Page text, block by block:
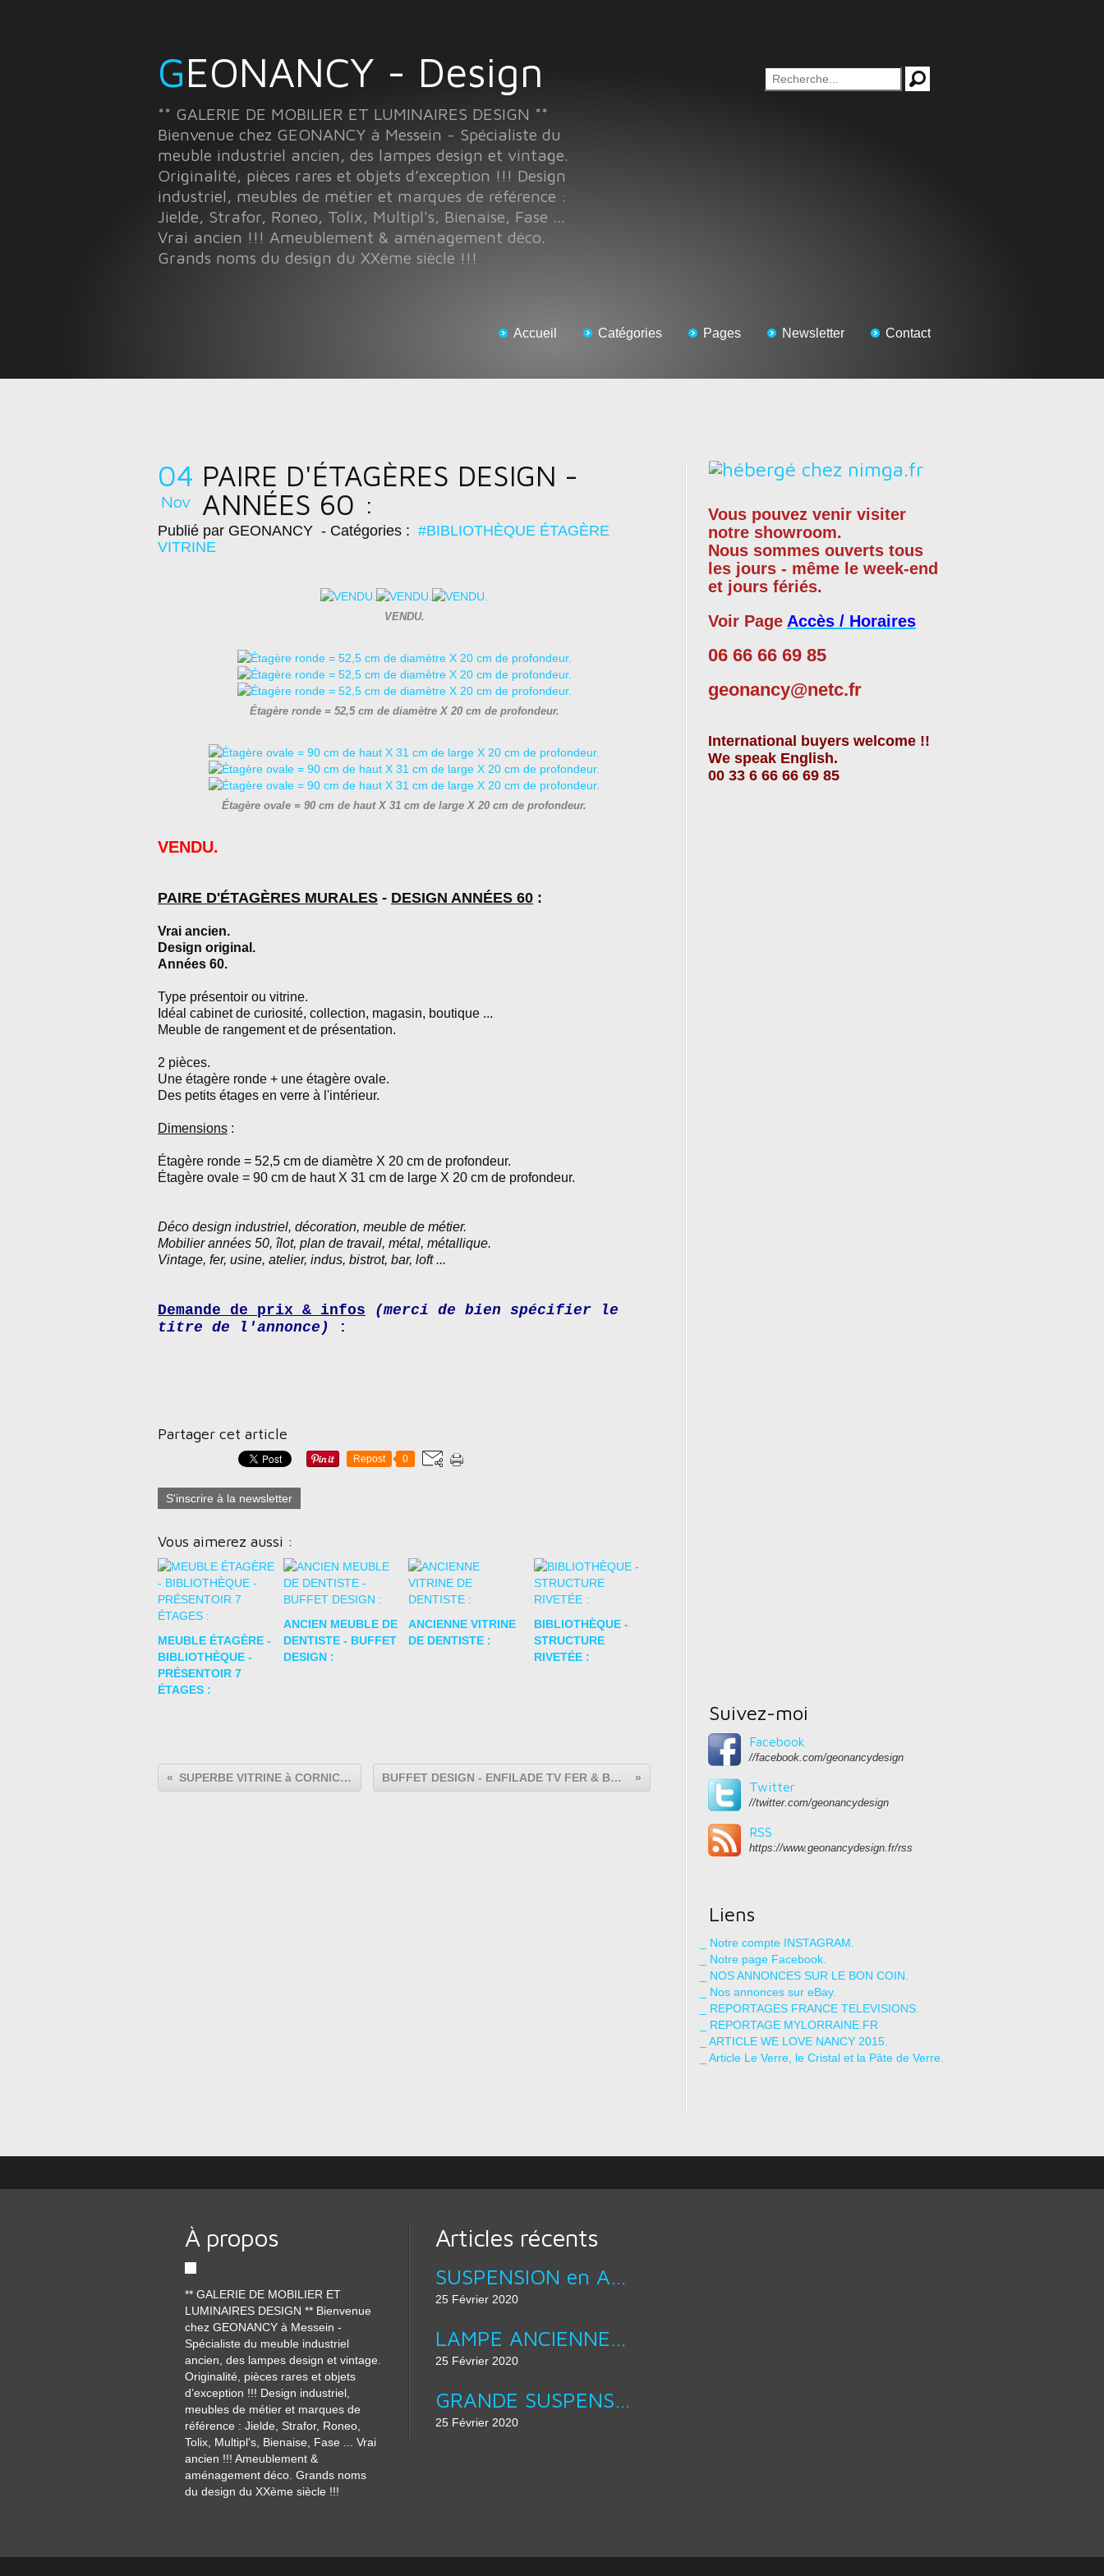
GEONANCY - Design
** GALERIE DE MOBILIER ET LUMINAIRES DESIGN **
Bienvenue chez GEONANCY à Messein - Spécialiste du
meuble industriel ancien, des lampes design et vintage.
Originalité, pièces rares et objets d’exception !!! Design
industriel, meubles de métier et marques de référence :
Jielde, Strafor, Roneo, Tolix, Multipl's, Bienaise, Fase ...
Vrai ancien !!! Ameublement & aménagement déco.
Grands noms du design du XXème siècle !!!
Accueil Catégories Pages Newsletter Contact
04
Nov
PAIRE D'ÉTAGÈRES DESIGN -
ANNÉES 60 :
Publié par GEONANCY - Catégories : #BIBLIOTHÈQUE ÉTAGÈRE
VITRINE
VENDU.
Étagère ronde = 52,5 cm de diamètre X 20 cm de profondeur.
Étagère ovale = 90 cm de haut X 31 cm de large X 20 cm de profondeur.
VENDU.
PAIRE D'ÉTAGÈRES MURALES - DESIGN ANNÉES 60 :
Vrai ancien.
Design original.
Années 60.
Type présentoir ou vitrine.
Idéal cabinet de curiosité, collection, magasin, boutique ...
Meuble de rangement et de présentation.
2 pièces.
Une étagère ronde + une étagère ovale.
Des petits étages en verre à l'intérieur.
Dimensions :
Étagère ronde = 52,5 cm de diamètre X 20 cm de profondeur.
Étagère ovale = 90 cm de haut X 31 cm de large X 20 cm de profondeur.
Déco design industriel, décoration, meuble de métier.
Mobilier années 50, îlot, plan de travail, métal, métallique.
Vintage, fer, usine, atelier, indus, bistrot, bar, loft ...
Demande de prix & infos
(merci de bien spécifier le
titre de l'annonce)
:
Partager cet article
Repost 0
S'inscrire à la newsletter
Vous aimerez aussi :
MEUBLE ÉTAGÈRE -
BIBLIOTHÈQUE -
PRÉSENTOIR 7
ÉTAGES :
ANCIEN MEUBLE DE
DENTISTE - BUFFET
DESIGN :
ANCIENNE VITRINE
DE DENTISTE :
BIBLIOTHÈQUE -
STRUCTURE
RIVETÉE :
SUPERBE VITRINE à CORNICHE - ANNÉES 20' : BUFFET DESIGN - ENFILADE TV FER & BOIS - MEUBLE VINTAGE :
Vous pouvez venir visiter
notre showroom.
Nous sommes ouverts tous
les jours - même le week-end
et jours fériés.
Voir Page Accès / Horaires
06 66 66 69 85
geonancy@netc.fr
International buyers welcome !!
We speak English.
00 33 6 66 66 69 85
Suivez-moi
Facebook
//facebook.com/geonancydesign
Twitter
//twitter.com/geonancydesign
RSS
https://www.geonancydesign.fr/rss
Liens
_ Notre compte INSTAGRAM.
_ Notre page Facebook.
_ NOS ANNONCES SUR LE BON COIN.
_ Nos annonces sur eBay.
_ REPORTAGES FRANCE TELEVISIONS.
_ REPORTAGE MYLORRAINE.FR
_ ARTICLE WE LOVE NANCY 2015.
_ Article Le Verre, le Cristal et la Pâte de Verre.
À propos
** GALERIE DE MOBILIER ET
LUMINAIRES DESIGN ** Bienvenue
chez GEONANCY à Messein -
Spécialiste du meuble industriel
ancien, des lampes design et vintage.
Originalité, pièces rares et objets
d’exception !!! Design industriel,
meubles de métier et marques de
référence : Jielde, Strafor, Roneo,
Tolix, Multipl's, Bienaise, Fase ... Vrai
ancien !!! Ameublement &
aménagement déco. Grands noms
du design du XXème siècle !!!
Articles récents
SUSPENSION en ACIER BROSSÉ LAMPE ABAT JOUR DESIGN équipé douille E27 :
25 Février 2020
LAMPE ANCIENNE - APPLIQUE MURALE COL DE CYGNE :
25 Février 2020
GRANDE SUSPENSION 40 CM DE DIAMÈTRE - ÉMAIL D’ORIGINE EN VERT & BLANC :
25 Février 2020